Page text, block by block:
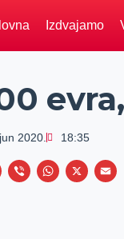
Izdvajamo
2020. 18:35
L
V
W
X